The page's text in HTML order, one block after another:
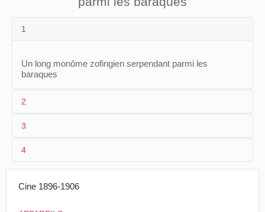
1
Un long monôme zofingien serpendant parmi les
baraques
2
1
2
Le lendemain, visite à l'Exposition. Dîner
3
4
Cine 1896-1906